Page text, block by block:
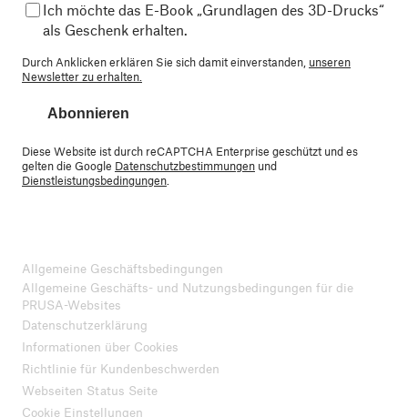
Ich möchte das E-Book „Grundlagen des 3D-Drucks“
als Geschenk erhalten.
Durch Anklicken erklären Sie sich damit einverstanden, unseren
Newsletter zu erhalten.
Abonnieren
Diese Website ist durch reCAPTCHA Enterprise geschützt und es
gelten die Google Datenschutzbestimmungen und
Dienstleistungsbedingungen
Allgemeine Geschäftsbedingungen
Allgemeine Geschäfts- und Nutzungsbedingungen für die
PRUSA-Websites
Datenschutzerklärung
Informationen über Cookies
Richtlinie für Kundenbeschwerden
Webseiten Status Seite
Cookie Einstellungen